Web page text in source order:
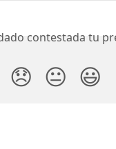
contestada tu
😞 😐 😃